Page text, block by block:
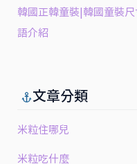
韓國正韓童裝|韓國童裝
語介紹
文章分類
米粒住哪兒
米粒吃什麼